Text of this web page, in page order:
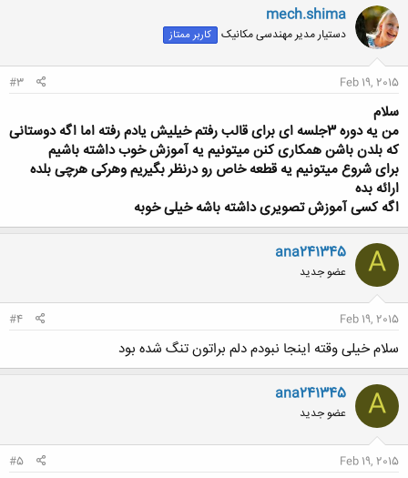
mech.shima
دستیار مدیر مهندسی مکانیک کاربر ممتاز
Feb 19, 2015
#3
سلام
من یه دوره 3جلسه ای برای قالب رفتم خیلیش یادم رفته اما اگه دوستانی
که بلدن باشن همکاری کنن میتونیم یه آموزش خوب داشته باشیم
برای شروع میتونیم یه قطعه خاص رو درنظر بگیریم وهرکی هرچی بلده
ارائه بده
اگه کسی آموزش تصویری داشته باشه خیلی خوبه
A
ana241345
عضو جدید
Feb 19, 2015
#4
سلام خیلی وقته اینجا نبودم دلم براتون تنگ شده بود
A
ana241345
عضو جدید
Feb 19, 2015
#5